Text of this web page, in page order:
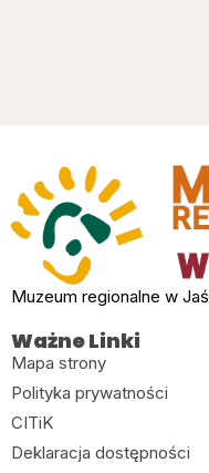
Muzeum regionalne w
Ważne Linki
Mapa strony
Polityka prywatności
CITiK
Deklaracja dostępności